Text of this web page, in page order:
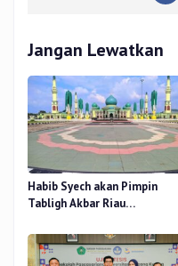
Jangan Lewatkan
Habib Syech akan Pimpin
Tabligh Akbar Riau
Nur, Besok